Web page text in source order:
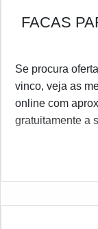
FACAS
Se procura
vinco, veja as
online com
gratuitamente a